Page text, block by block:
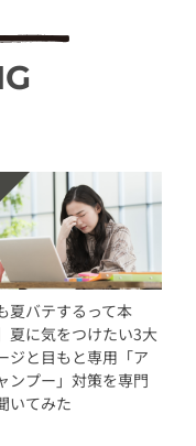
夏バテするって本
夏に気をつけたい3大
ジと目もと専用「ア
ンプー」対策を専門
いてみた